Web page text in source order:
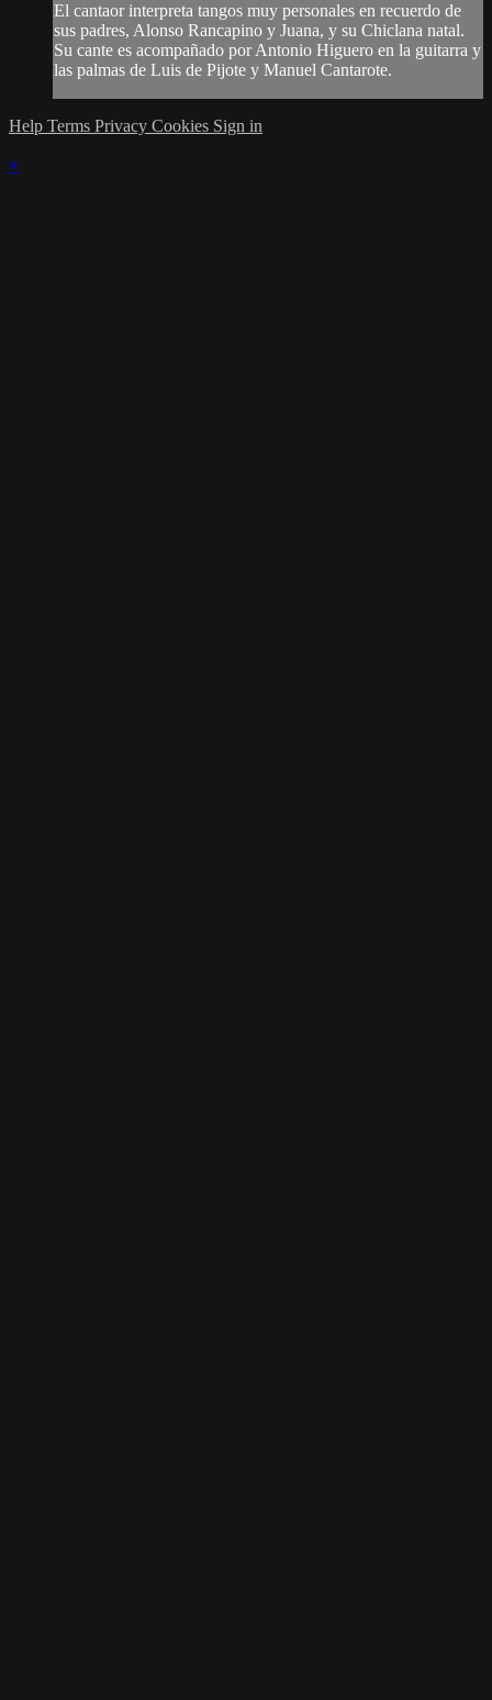
El cantaor interpreta tangos muy personales en recuerdo de
sus padres, Alonso Rancapino y Juana, y su Chiclana natal.
Su cante es acompañado por Antonio Higuero en la guitarra y
las palmas de Luis de Pijote y Manuel Cantarote.
Help Terms Privacy Cookies Sign in
×